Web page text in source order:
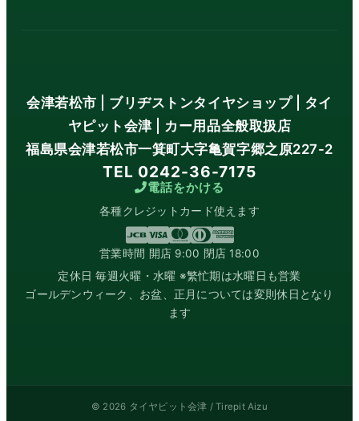
会津若松市 | ブリヂストンタイヤショップ | タイ
ヤピット会津 | カー用品全般取扱店
福島県会津若松市一箕町大字亀賀字郷之原227-2
TEL 0242-36-7175
電話をかける
各種クレジットカード使えます
営業時間 開店 9:00 閉店 18:00
定休日 毎週火曜・水曜 ※繁忙期は水曜日も営業
ゴールデンウィーク、お盆、正月については変則休日となり
ます
© 2026 タイヤピット会津 / Tirepit Aizu